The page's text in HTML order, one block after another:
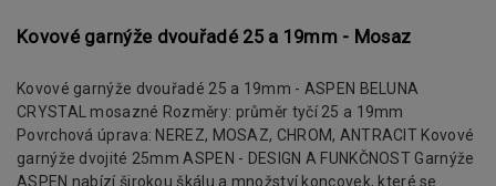
Kovové garnýže dvouřadé 25 a 19mm - Mosaz
Kovové garnýže dvouřadé 25 a 19mm - ASPEN BELUNA
CRYSTAL mosazné Rozměry: průměr tyčí 25 a 19mm
Povrchová úprava: NEREZ, MOSAZ, CHROM, ANTRACIT Kovové
garnýže dvojité 25mm ASPEN - DESIGN A FUNKČNOST Garnýže
ASPEN nabízí širokou škálu a množství koncovek, které se